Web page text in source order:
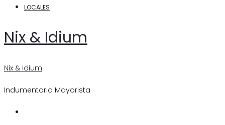
LOCALES
Nix & Idium
Nix & Idium
Indumentaria Mayorista